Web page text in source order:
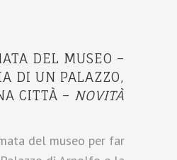
DEL MUSEO –
DI UN PALAZZO,
CITTÀ – NOVITÀ
del museo per far